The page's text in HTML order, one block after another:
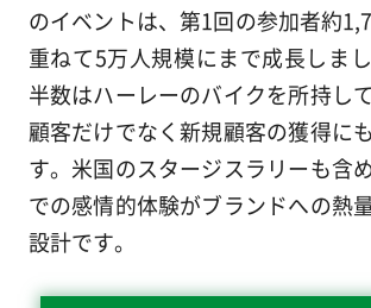
のイベントは、第1回の参加者約
重ねて5万人規模にまで成長しま
半数はハーレーのバイクを所持し
顧客だけでなく新規顧客の獲得に
す。米国のスタージスラリーも含
での感情的体験がブランドへの熱
設計です。